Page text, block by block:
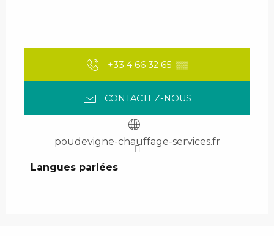
+33 4 66 32 65 ▒▒
CONTACTEZ-NOUS
poudevigne-chauffage-services.fr
Langues parlées
Langues parlées